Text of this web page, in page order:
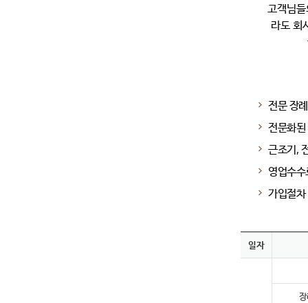
고객님
라도 회
전문 장
전문화
근조기,
영업수
가입절
일자